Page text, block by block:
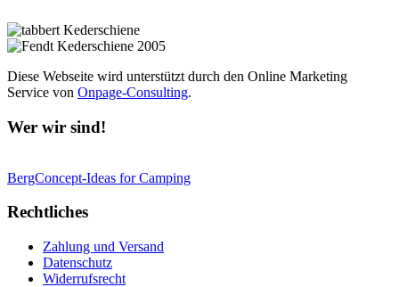
Diese Webseite wird unterstützt durch den Online Marketing
Service von Onpage-Consulting.
Wer wir sind!
BergConcept-Ideas for Camping
Rechtliches
Zahlung und Versand
Datenschutz
Widerrufsrecht